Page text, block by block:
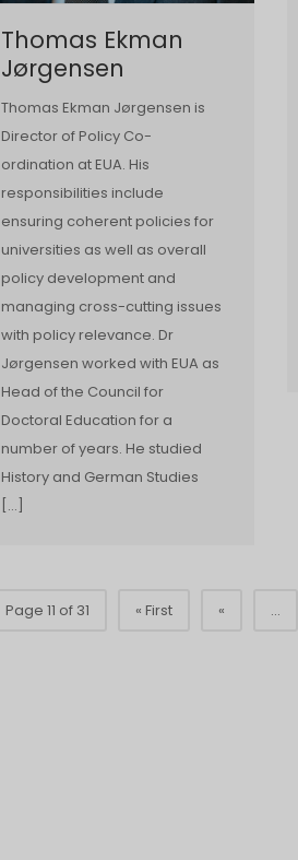
Thomas Ekman
Jørgensen
Thomas Ekman Jørgensen is
Director of Policy Co-
ordination at EUA. His
responsibilities include
ensuring coherent policies for
universities as well as overall
policy development and
managing cross-cutting issues
with policy relevance. Dr
Jørgensen worked with EUA as
Head of the Council for
Doctoral Education for a
number of years. He studied
History and German Studies
[…]
Page 11 of 31 « First « ...